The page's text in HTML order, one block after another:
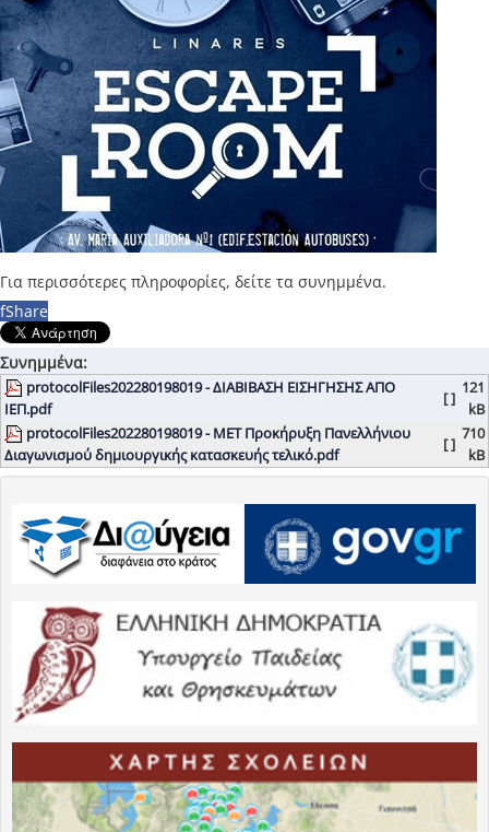
Για περισσότερες πληροφορίες, δείτε τα συνημμένα.
fShare
Συνημμένα:
protocolFiles202280198019 - ΔΙΑΒΙΒΑΣΗ ΕΙΣΗΓΗΣΗΣ ΑΠΟ
ΙΕΠ.pdf
[ ]
121
kB
protocolFiles202280198019 - ΜΕΤ Προκήρυξη Πανελλήνιου
Διαγωνισμού δημιουργικής κατασκευής τελικό.pdf
[ ]
710
kB